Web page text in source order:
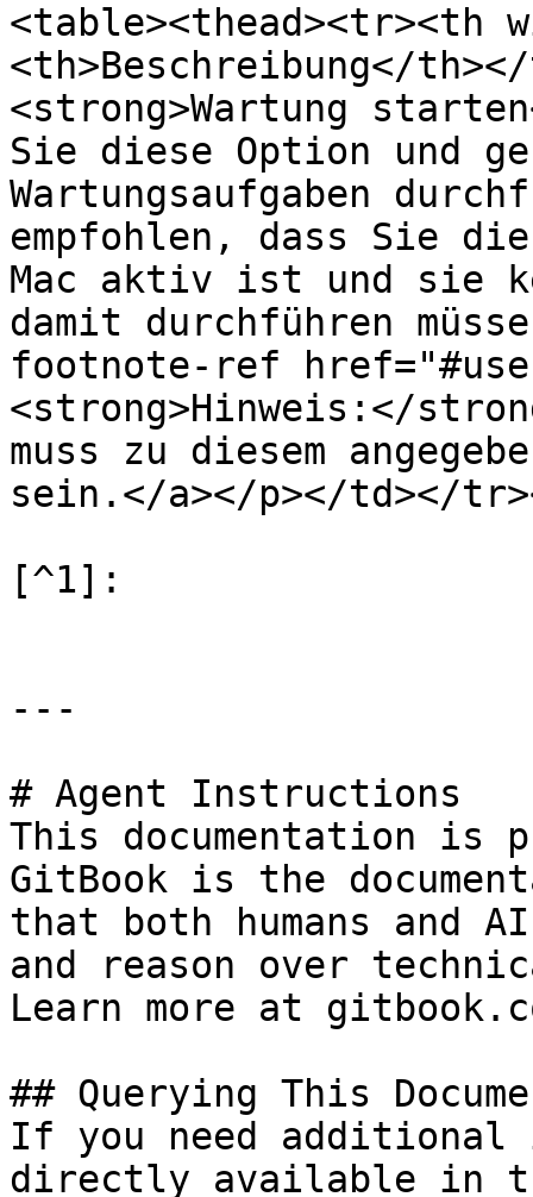
<table><thead><tr><th
<th>Beschreibung</
<strong>Wartung
Sie diese Option und
Wartungsaufgaben
empfohlen, dass Sie
Mac aktiv ist und sie
damit durchführen
footnote-ref
<strong>Hinweis:</
muss zu diesem
sein.</a></p></td></
[^1]:
---
# Agent Instructions
This documentation is
GitBook is the
that both humans and
and reason over
Learn more at
## Querying This
If you need
directly available in